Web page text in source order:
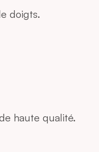
doigts.
haute qualité.